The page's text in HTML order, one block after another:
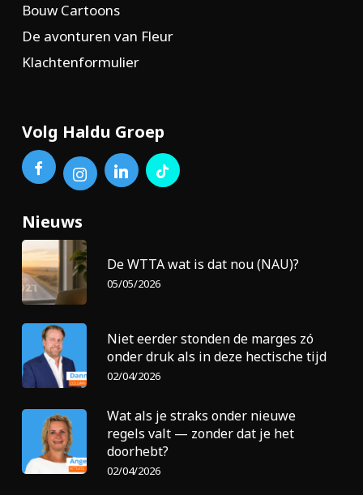
Bouw Cartoons
De avonturen van Fleur
Klachtenformulier
Volg Haldu Groep
Nieuws
De WTTA wat is dat nou (NAU)?
05/05/2026
Niet eerder stonden de marges zó
onder druk als in deze hectische tijd
02/04/2026
Wat als je straks onder nieuwe
regels valt — zonder dat je het
doorhebt?
02/04/2026